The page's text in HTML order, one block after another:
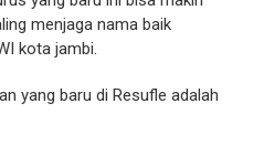
menjaga nama baik
kota jambi.
yang baru di Resufle adalah